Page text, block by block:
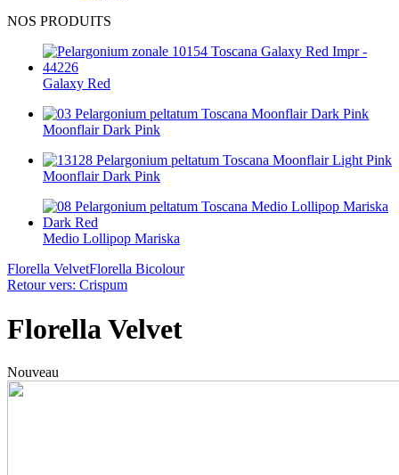
NOS PRODUITS
Galaxy Red
Moonflair Dark Pink
Moonflair Dark Pink
Medio Lollipop Mariska
Florella VelvetFlorella Bicolour
Retour vers: Crispum
Florella Velvet
Nouveau